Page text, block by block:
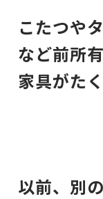
こたつや
など前所
家具がた
以前、別